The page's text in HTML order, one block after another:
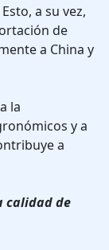
a su vez,
de
a China y
la
y a
a
calidad de